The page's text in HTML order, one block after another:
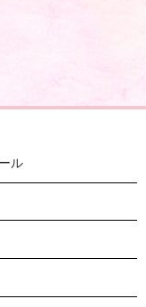
ル